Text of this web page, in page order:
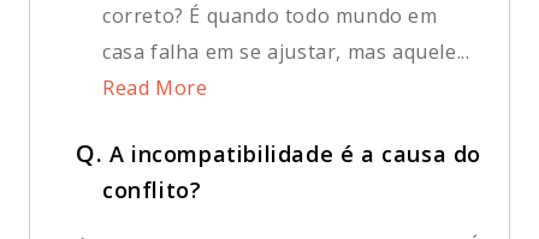
correto? É quando todo mundo em
casa falha em se ajustar, mas aquele...
Read More
Q. A incompatibilidade é a causa do
conflito?